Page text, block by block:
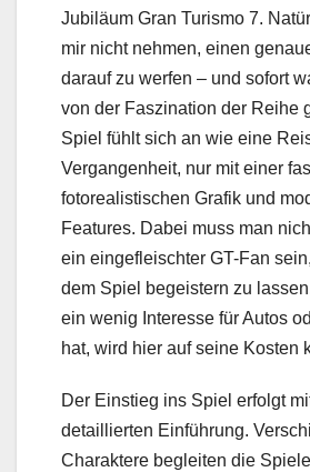
Jubiläum Gran Turismo 7.
mir nicht nehmen, einen
darauf zu werfen – und sofort
von der Faszination der Reihe
Spiel fühlt sich an wie eine
Vergangenheit, nur mit einer
fotorealistischen Grafik und
Features. Dabei muss man
ein eingefleischter GT-Fan
dem Spiel begeistern zu
ein wenig Interesse für Autos
hat, wird hier auf seine Kosten
Der Einstieg ins Spiel erfolgt
detaillierten Einführung.
Charaktere begleiten die